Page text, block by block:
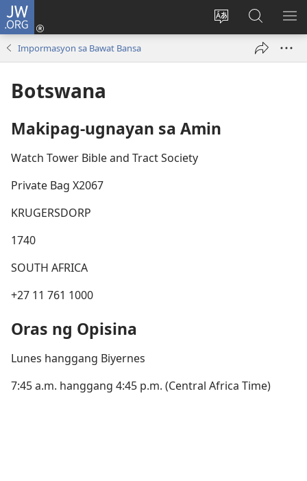
JW.ORG
Baguhin
Mag-
log
window)
sa
JW.ORG
Impormasyon sa Bawat Bansa
Botswana
Makipag-ugnayan sa Amin
Watch Tower Bible and Tract Society
Private Bag X2067
KRUGERSDORP
1740
SOUTH AFRICA
+27 11 761 1000
Oras ng Opisina
Lunes hanggang Biyernes
7:45 a.m. hanggang 4:45 p.m. (Central Africa Time)